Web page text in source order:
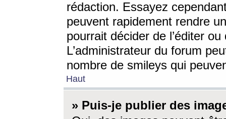
rédaction. Essayez
peuvent rapidement rendre
pourrait décider de l’éditer
L’administrateur du forum
nombre de smileys qui
Haut
» Puis-je publier des